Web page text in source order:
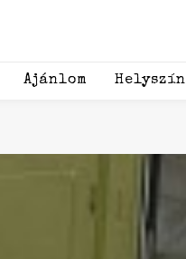
Ajánlom